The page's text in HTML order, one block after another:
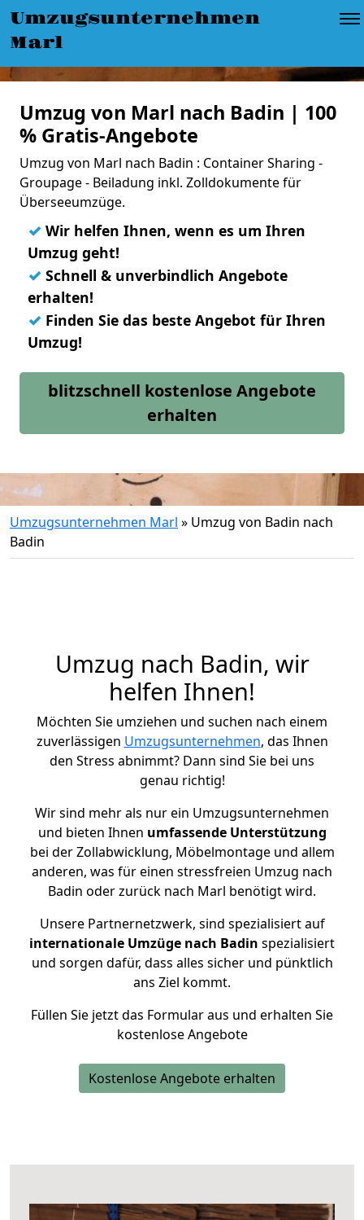
Umzugsunternehmen
Marl
Umzug von Marl nach Badin | 100
% Gratis-Angebote
Umzug von Marl nach Badin : Container Sharing -
Groupage - Beiladung inkl. Zolldokumente für
Überseeumzüge.
✓ Wir helfen Ihnen, wenn es um Ihren
Umzug geht!
✓ Schnell & unverbindlich Angebote
erhalten!
✓ Finden Sie das beste Angebot für Ihren
Umzug!
blitzschnell kostenlose Angebote
erhalten
Umzugsunternehmen Marl » Umzug von Badin nach
Badin
Umzug nach Badin, wir
helfen Ihnen!
Möchten Sie umziehen und suchen nach einem
zuverlässigen Umzugsunternehmen, das Ihnen
den Stress abnimmt? Dann sind Sie bei uns
genau richtig!
Wir sind mehr als nur ein Umzugsunternehmen
und bieten Ihnen umfassende Unterstützung
bei der Zollabwicklung, Möbelmontage und allem
anderen, was für einen stressfreien Umzug nach
Badin oder zurück nach Marl benötigt wird.
Unsere Partnernetzwerk, sind spezialisiert auf
internationale Umzüge nach Badin spezialisiert
und sorgen dafür, dass alles sicher und pünktlich
ans Ziel kommt.
Füllen Sie jetzt das Formular aus und erhalten Sie
kostenlose Angebote
Kostenlose Angebote erhalten